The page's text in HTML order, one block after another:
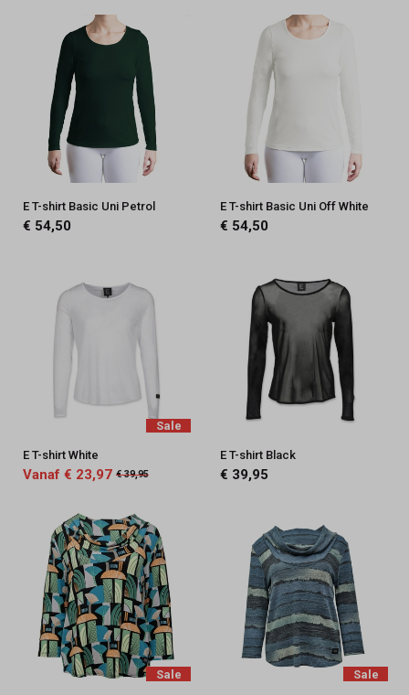
E T-shirt Basic Uni Petrol
€ 54,50
E T-shirt Basic Uni Off White
€ 54,50
Sale
E T-shirt White
Vanaf € 23,97 € 39,95
E T-shirt Black
€ 39,95
Sale Sale